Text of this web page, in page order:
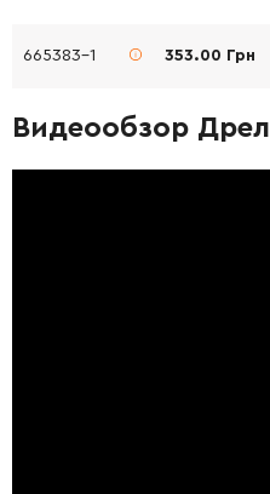
665383-1 353.00 Грн
Видеообзор